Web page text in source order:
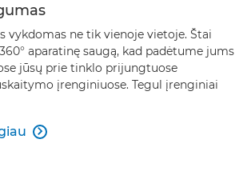
vykdomas ne tik vienoje vietoje. Štai
aparatinę saugą, kad padėtume jums
jūsų prie tinklo prijungtuose
įrenginiuose. Tegul įrenginiai
